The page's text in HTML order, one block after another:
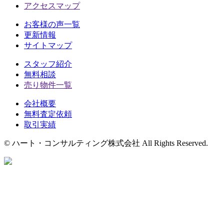
アクセスマップ
お客様の声一覧
更新情報
サイトマップ
スタッフ紹介
無料相談
売り物件一覧
会社概要
無料査定依頼
取引実績
© ハート・コンサルティング株式会社 All Rights Reserved.